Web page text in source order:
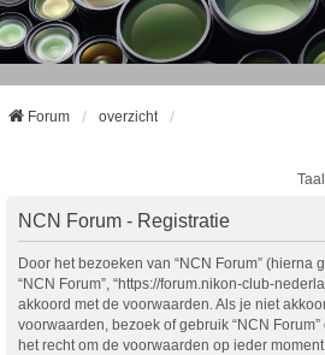
Forum overzicht
NCN Forum - Registratie
Door het bezoeken van “NCN Forum” (hierna
“NCN Forum”, “https://forum.nikon-club-
akkoord met de voorwaarden. Als je niet
voorwaarden, bezoek of gebruik “NCN
het recht om de voorwaarden op ieder